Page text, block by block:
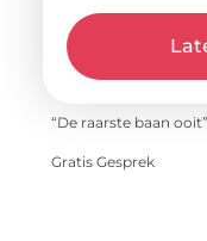
“De raarste baan ooit”
Gratis Gesprek